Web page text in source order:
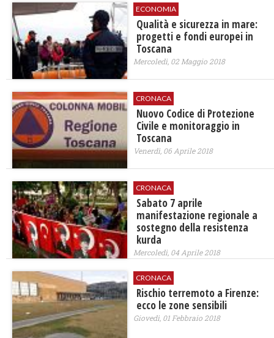
ECONOMIA
Qualità e sicurezza in mare:
progetti e fondi europei in
Toscana
Mercoledì, 02 Maggio 2018
CRONACA
Nuovo Codice di Protezione
Civile e monitoraggio in
Toscana
Venerdì, 06 Aprile 2018
CRONACA
Sabato 7 aprile
manifestazione regionale a
sostegno della resistenza
kurda
Mercoledì, 04 Aprile 2018
CRONACA
​Rischio terremoto a Firenze:
ecco le zone sensibili
Giovedì, 01 Febbraio 2018